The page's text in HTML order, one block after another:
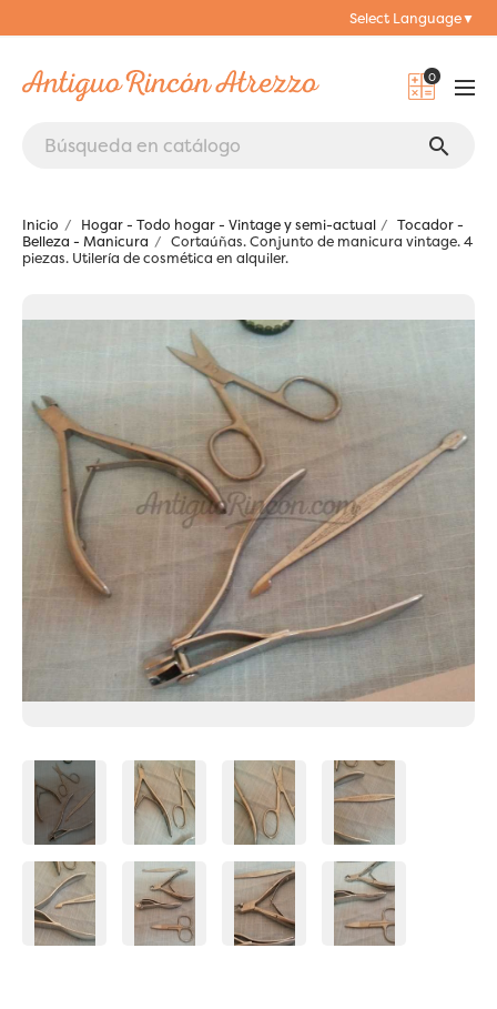
Select Language▼
0
search
Inicio Hogar - Todo hogar - Vintage y semi-actual
Tocador -
Belleza - Manicura
Cortaúñas. Conjunto de manicura vintage. 4
piezas. Utilería de cosmética en alquiler.